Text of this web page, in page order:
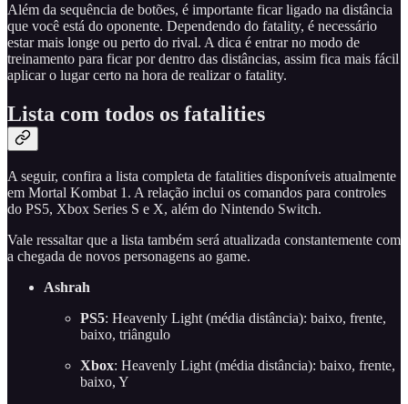
Além da sequência de botões, é importante ficar ligado na distância
que você está do oponente. Dependendo do fatality, é necessário
estar mais longe ou perto do rival. A dica é entrar no modo de
treinamento para ficar por dentro das distâncias, assim fica mais fácil
aplicar o lugar certo na hora de realizar o fatality.
Lista com todos os fatalities
A seguir, confira a lista completa de fatalities disponíveis atualmente
em Mortal Kombat 1. A relação inclui os comandos para controles
do PS5, Xbox Series S e X, além do Nintendo Switch.
Vale ressaltar que a lista também será atualizada constantemente com
a chegada de novos personagens ao game.
Ashrah
PS5: Heavenly Light (média distância): baixo, frente,
baixo, triângulo
Xbox: Heavenly Light (média distância): baixo, frente,
baixo, Y